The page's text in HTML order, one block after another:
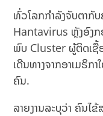
ທົ່ວໂລກກຳລັງຈັບຕາກັບ
Hantavirus ຫຼັງອົງກ
ພົບ Cluster ຜູ້ຕິດເຊື້
ເດີນທາງຈາກອາເມຣິ
ຄົນ.
ລາຍງານລະບຸວ່າ ຄົນ